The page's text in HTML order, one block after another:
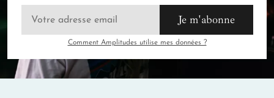
Je m'abonne
Comment Amplitudes utilise mes données ?